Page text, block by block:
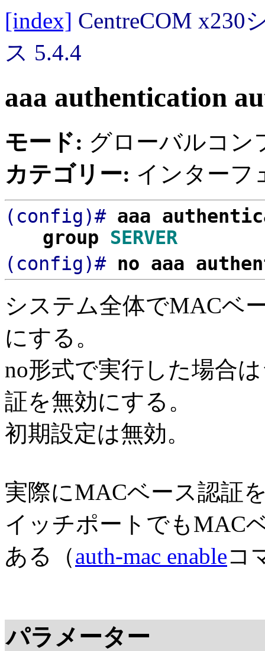
[index] CentreCOM x230
ス 5.4.4
aaa authentication
モード: グローバルコン
カテゴリー: インターフ
(config)# aaa
group SERVER
(config)# no aaa
システム全体でMACベ
にする。
no形式で実行した場合
証を無効にする。
初期設定は無効。
実際にMACベース認証
イッチポートでもMAC
ある（auth-mac enableコ
パラメーター